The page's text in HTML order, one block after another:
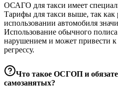
ОСАГО для такси имеет
Тарифы для такси выше, так
использовании автомобиля
Использование обычного
нарушением и может привести к
регрессу.
Что такое ОСГОП и
самозанятых?